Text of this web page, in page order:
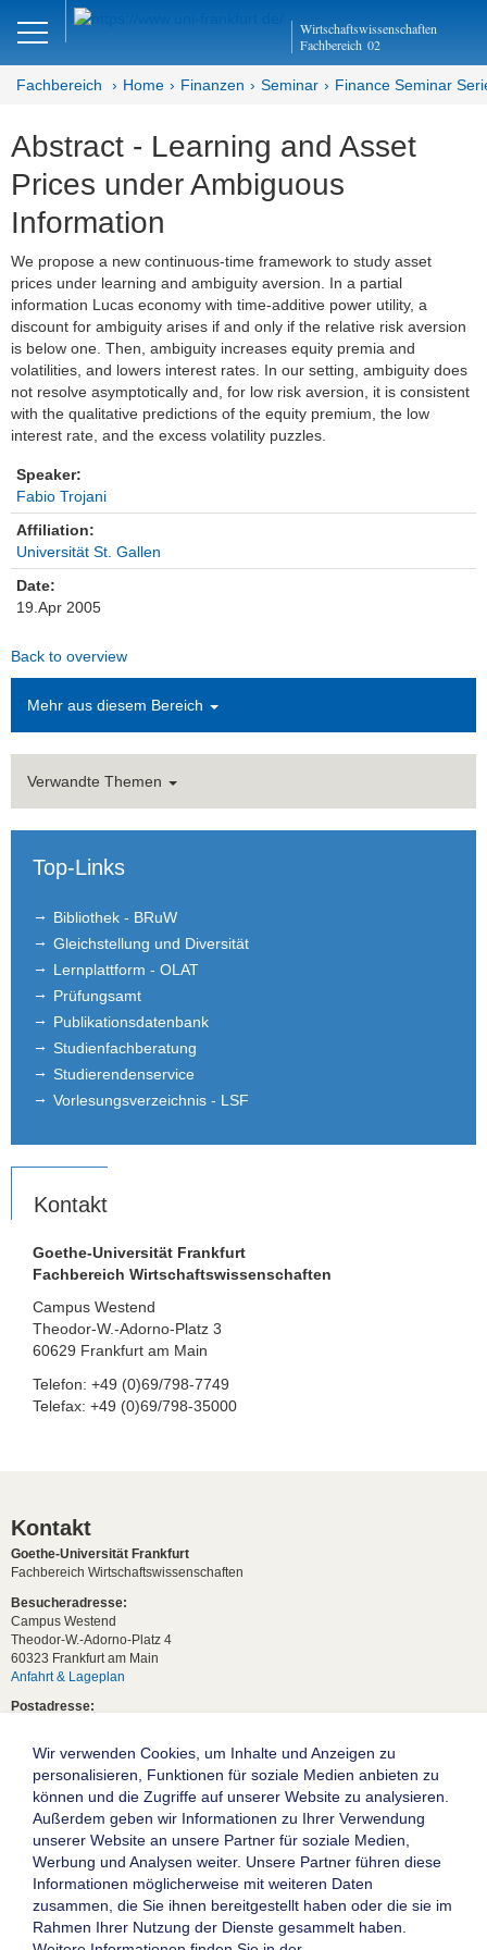
Wirtschaftswissenschaften
Fachbereich 02
DE Close
Finanzen
Home
Studium
Stellen­ausschreibungen
Forschung
Seminar
Brown Bag
Einrichtungen
Kontakt
Impressum
News Archiv
Fachbereich Home Finanzen Seminar Finance Seminar
Abstract - Learning and Asset
Prices under Ambiguous
Information
We propose a new continuous-time framework to study asset
prices under learning and ambiguity aversion. In a partial
information Lucas economy with time-additive power utility, a
discount for ambiguity arises if and only if the relative risk aversion
is below one. Then, ambiguity increases equity premia and
volatilities, and lowers interest rates. In our setting, ambiguity does
not resolve asymptotically and, for low risk aversion, it is consistent
with the qualitative predictions of the equity premium, the low
interest rate, and the excess volatility puzzles.
Speaker:
Fabio Trojani
Affiliation:
Universität St. Gallen
Date:
19.Apr 2005
Back to overview
Mehr aus diesem Bereich
Verwandte Themen
Top-Links
Bibliothek - BRuW
Gleichstellung und Diversität
Lernplattform - OLAT
Prüfungsamt
Publikationsdatenbank
Studienfachberatung
Studierendenservice
Vorlesungsverzeichnis - LSF
Kontakt
Goethe-Universität Frankfurt
Fachbereich Wirtschaftswissenschaften
Campus Westend
Theodor-W.-Adorno-Platz 3
60629 Frankfurt am Main
Telefon: +49 (0)69/798-7749
Telefax: +49 (0)69/798-35000
Kontakt
Goethe-Universität Frankfurt
Fachbereich Wirtschaftswissenschaften
Besucheradresse:
Campus Westend
Theodor-W.-Adorno-Platz 4
60323 Frankfurt am Main
Anfahrt & Lageplan
Postadresse:
Studentische Anfragen:
studium[at]wiwi.uni-frankfurt[dot]de
Allgemeine Anfragen:
dekanat02[at]wiwi.uni-frankfurt[dot]de
Die Goethe-Universität Frankfurt am Main
Wir verwenden Cookies, um Inhalte und Anzeigen zu
personalisieren, Funktionen für soziale Medien anbieten zu
können und die Zugriffe auf unserer Website zu analysieren.
Außerdem geben wir Informationen zu Ihrer Verwendung
unserer Website an unsere Partner für soziale Medien,
Werbung und Analysen weiter. Unsere Partner führen diese
Informationen möglicherweise mit weiteren Daten
zusammen, die Sie ihnen bereitgestellt haben oder die sie im
Rahmen Ihrer Nutzung der Dienste gesammelt haben.